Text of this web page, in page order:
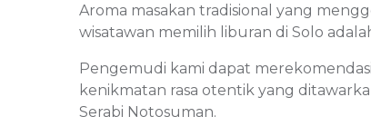
Aroma masakan tradisional yang
wisatawan memilih liburan di Solo
Pengemudi kami dapat
kenikmatan rasa otentik yang
Serabi Notosuman.